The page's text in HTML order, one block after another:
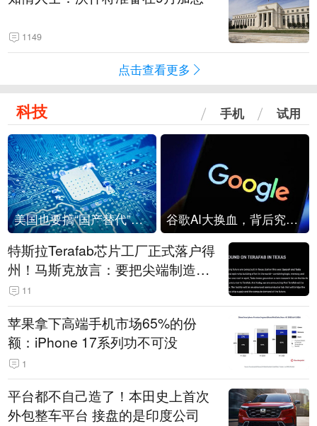
1149
点击查看更多
科技 手机 试用
美国也要搞“国产替代”？先算清三笔账 谷歌AI大换血，背后究竟发生了什么？
特斯拉Terafab芯片工厂正式落户得
州！马斯克放言：要把尖端制造带
回美国
11
苹果拿下高端手机市场65%的份
额：iPhone 17系列功不可没
1
平台都不自己造了！本田史上首次
外包整车平台 接盘的是印度公司